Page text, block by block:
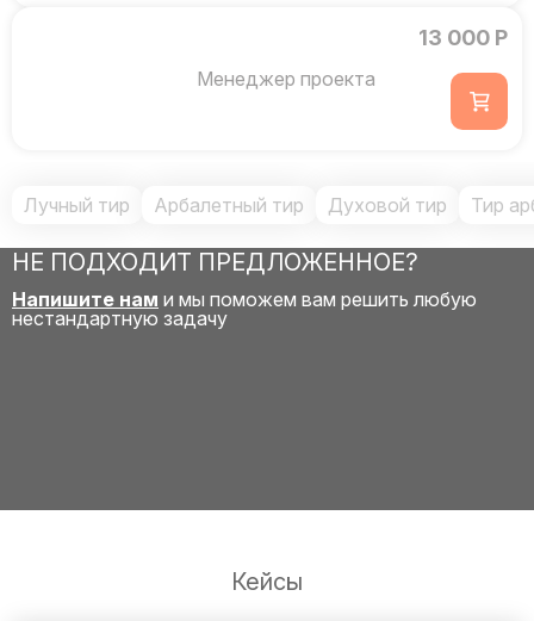
Менеджер проекта
13 000 Р
Лучный тир Арбалетный тир Духовой тир Тир
НЕ ПОДХОДИТ ПРЕДЛОЖЕННОЕ?
Напишите нам и мы поможем вам решить любую
нестандартную задачу
Кейсы